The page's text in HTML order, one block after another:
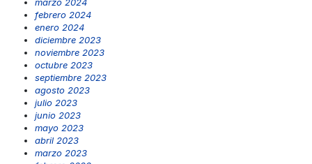
febrero 2024
enero 2024
diciembre 2023
noviembre 2023
octubre 2023
septiembre 2023
agosto 2023
julio 2023
junio 2023
mayo 2023
abril 2023
marzo 2023